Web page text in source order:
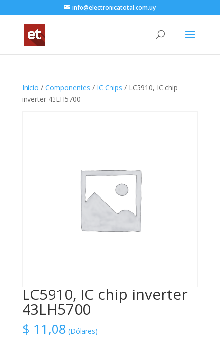
info@electronicatotal.com.uy
Inicio / Componentes / IC Chips / LC5910, IC chip
inverter 43LH5700
LC5910, IC chip inverter
43LH5700
$ 11,08 (Dólares)